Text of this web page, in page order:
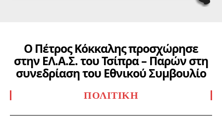
Ο Πέτρος Κόκκαλης προσχώρησε
στην ΕΛ.Α.Σ. του Τσίπρα – Παρών στη
συνεδρίαση του Εθνικού Συμβουλίο
ΠΟΛΙΤΙΚΉ